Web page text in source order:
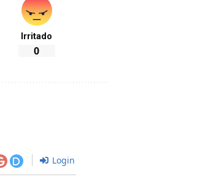
Irritado
0
Login